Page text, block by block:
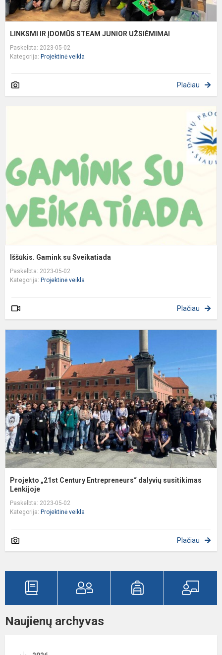
LINKSMI IR ĮDOMŪS STEAM JUNIOR UŽSIĖMIMAI
Paskelbta: 2023-05-02
Kategorija: Projektinė veikla
Plačiau
Iššūkis. Gamink su Sveikatiada
Paskelbta: 2023-05-02
Kategorija: Projektinė veikla
Plačiau
Projekto „21st Century Entrepreneurs“ dalyvių susitikimas
Lenkijoje
Paskelbta: 2023-05-02
Kategorija: Projektinė veikla
Plačiau
Naujienų archyvas